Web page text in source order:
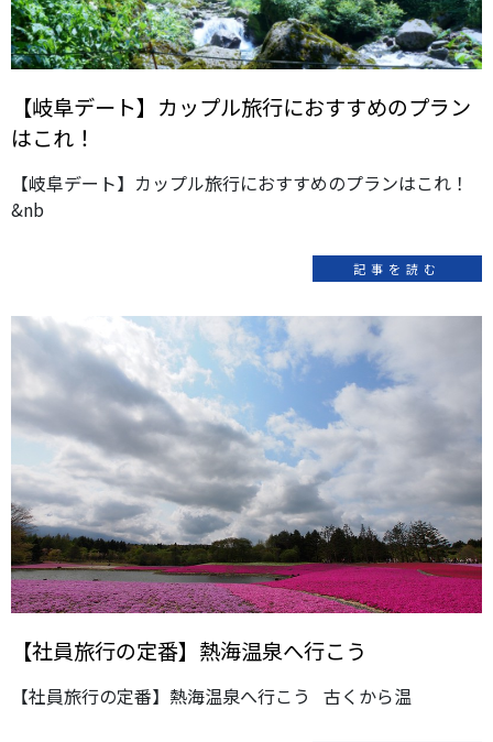
【岐阜デート】カップル旅行におすすめのプラン
はこれ！
【岐阜デート】カップル旅行におすすめのプランはこれ！
&nb
記事を読む
【社員旅行の定番】熱海温泉へ行こう
【社員旅行の定番】熱海温泉へ行こう 古くから温